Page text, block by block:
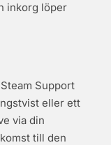
inkorg löper
Support
eller ett
via din
till den